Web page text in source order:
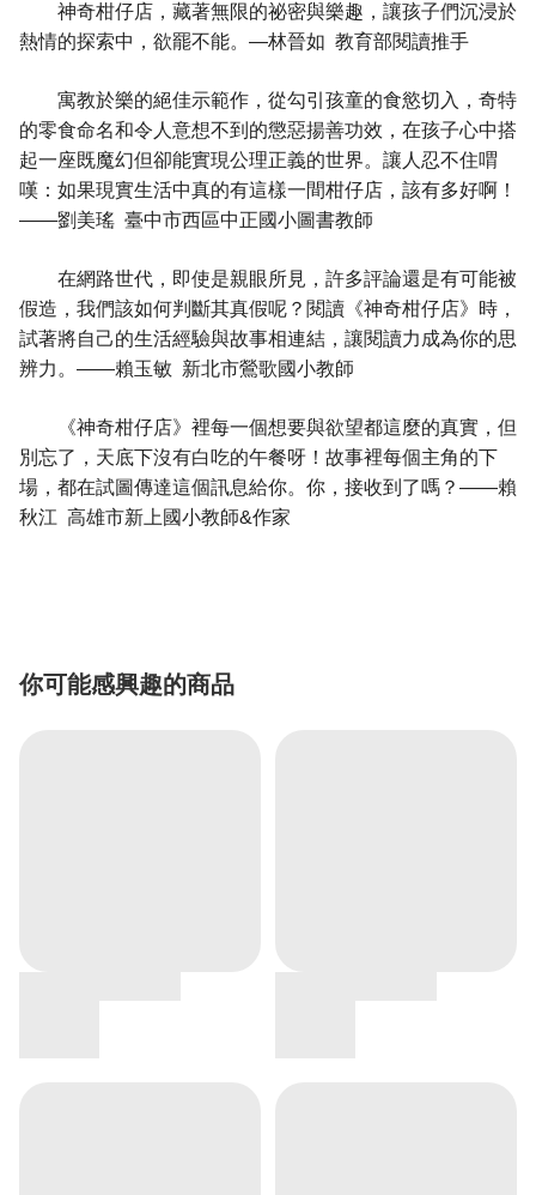
神奇柑仔店，藏著無限的祕密與樂趣，讓孩子們沉浸於
熱情的探索中，欲罷不能。—林晉如 教育部閱讀推手
寓教於樂的絕佳示範作，從勾引孩童的食慾切入，奇特
的零食命名和令人意想不到的懲惡揚善功效，在孩子心中搭
起一座既魔幻但卻能實現公理正義的世界。讓人忍不住喟
嘆：如果現實生活中真的有這樣一間柑仔店，該有多好啊！
——劉美瑤 臺中市西區中正國小圖書教師
在網路世代，即使是親眼所見，許多評論還是有可能被
假造，我們該如何判斷其真假呢？閱讀《神奇柑仔店》時，
試著將自己的生活經驗與故事相連結，讓閱讀力成為你的思
辨力。——賴玉敏 新北市鶯歌國小教師
《神奇柑仔店》裡每一個想要與欲望都這麼的真實，但
別忘了，天底下沒有白吃的午餐呀！故事裡每個主角的下
場，都在試圖傳達這個訊息給你。你，接收到了嗎？——賴
秋江 高雄市新上國小教師&作家
你可能感興趣的商品